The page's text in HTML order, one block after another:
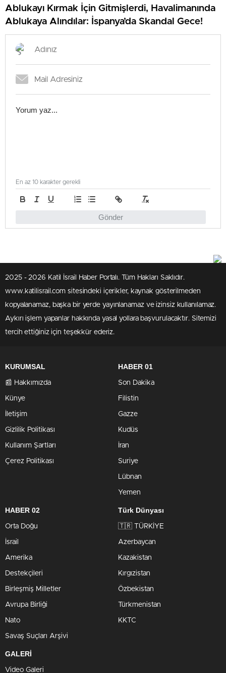
Ablukayı Kırmak İçin Gitmişlerdi, Havalimanında
Ablukaya Alındılar: İspanya’da Skandal Gece!
Gönder
En az 10 karakter gerekli
2025 - 2026 Katil İsrail Haber Portalı. Tüm Hakları Saklıdır.
www.katilisrail.com sitesindeki içerikler, kaynak gösterilmeden
kopyalanamaz, başka bir yerde yayınlanamaz ve izinsiz kullanılamaz.
Aykırı işlem yapanlar hakkında yasal yollara başvurulacaktır. Sitemizi
tercih ettiğiniz için teşekkür ederiz.
KURUMSAL
📰 Hakkımızda
Künye
İletişim
Gizlilik Politikası
Kullanım Şartları
Çerez Politikası
HABER 01
Son Dakika
Filistin
Gazze
Kudüs
İran
Suriye
Lübnan
Yemen
HABER 02
Orta Doğu
İsrail
Amerika
Destekçileri
Birleşmiş Milletler
Avrupa Birliği
Nato
Savaş Suçları Arşivi
Türk Dünyası
🇹🇷 TÜRKİYE
Azerbaycan
Kazakistan
Kırgızistan
Özbekistan
Türkmenistan
KKTC
GALERİ
Video Galeri